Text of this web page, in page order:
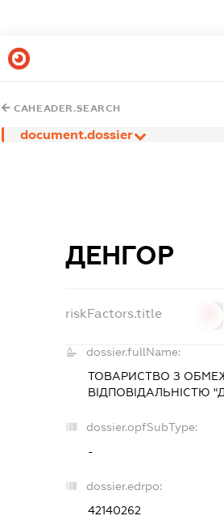
CAHEADER.SEARCH
document.dossier
ДЕНГОР
riskFactors.title
dossier.fullName:
ТОВАРИСТВО З
ВІДПОВІДАЛЬНІСТЮ
dossier.opfSubType:
-
dossier.edrpo:
42140262